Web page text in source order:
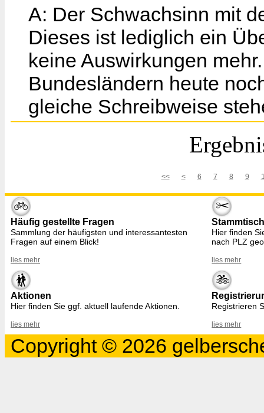
A: Der Schwachsinn mit
Dieses ist lediglich ein
keine Auswirkungen
Bundesländern heute
gleiche Schreibweise
<< < 6 7 8 9
Häufig gestellte Fragen
Sammlung der häufigsten und interessantesten
Fragen auf einem Blick!
lies mehr
Hier finden
nach PLZ
lies mehr
Aktionen
Hier finden Sie ggf. aktuell laufende Aktionen.
lies mehr
Registrieren
lies mehr
Copyright © 2026